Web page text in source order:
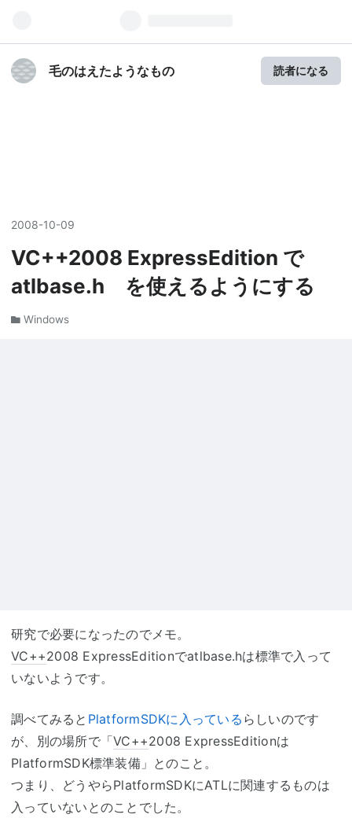
毛のはえたようなもの 読者になる
2008-10-09
VC++2008 ExpressEdition で
atlbase.h を使えるようにする
Windows
研究で必要になったのでメモ。
VC++2008 ExpressEditionでatlbase.hは標準で入って
いないようです。
調べてみると PlatformSDKに入っている らしいのです
が、別の場所で「VC++2008 ExpressEditionは
PlatformSDK標準装備」とのこと。
つまり、どうやらPlatformSDKにATLに関連するものは
入っていないとのことでした。